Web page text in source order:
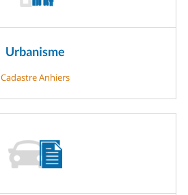
Urbanisme
Cadastre Anhiers